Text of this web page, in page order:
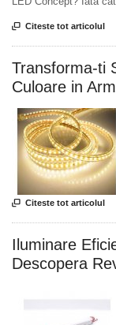
 Citeste tot articolul
Transforma-ti
Culoare in
 Citeste tot articolul
Iluminare
Descopera